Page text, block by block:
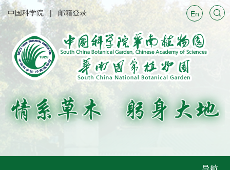
中国科学院 邮箱登录 En